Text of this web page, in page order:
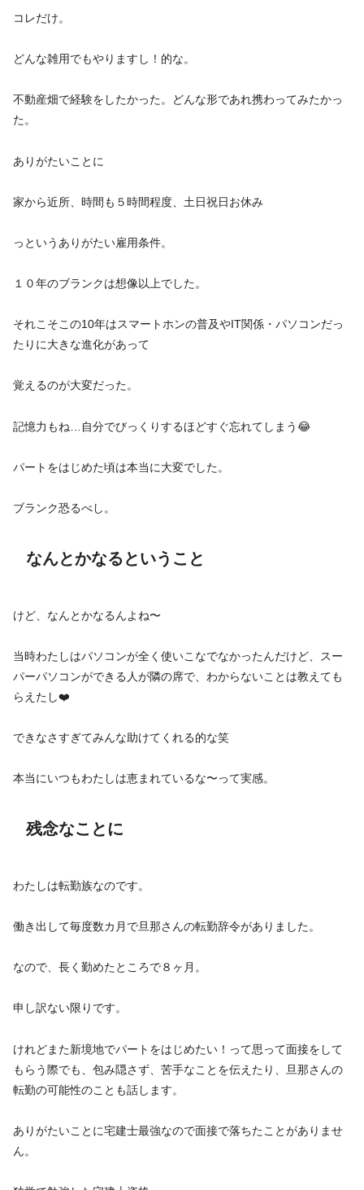
コレだけ。
どんな雑用でもやりますし！的な。
不動産畑で経験をしたかった。どんな形であれ携わってみたかっ
た。
ありがたいことに
家から近所、時間も５時間程度、土日祝日お休み
っというありがたい雇用条件。
１０年のブランクは想像以上でした。
それこそこの10年はスマートホンの普及やIT関係・パソコンだっ
たりに大きな進化があって
覚えるのが大変だった。
記憶力もね…自分でびっくりするほどすぐ忘れてしまう😂
パートをはじめた頃は本当に大変でした。
ブランク恐るべし。
なんとかなるということ
けど、なんとかなるんよね〜
当時わたしはパソコンが全く使いこなでなかったんだけど、スー
パーパソコンができる人が隣の席で、わからないことは教えても
らえたし❤️
できなさすぎてみんな助けてくれる的な笑
本当にいつもわたしは恵まれているな〜って実感。
残念なことに
わたしは転勤族なのです。
働き出して毎度数カ月で旦那さんの転勤辞令がありました。
なので、長く勤めたところで８ヶ月。
申し訳ない限りです。
けれどまた新境地でパートをはじめたい！って思って面接をして
もらう際でも、包み隠さず、苦手なことを伝えたり、旦那さんの
転勤の可能性のことも話します。
ありがたいことに宅建士最強なので面接で落ちたことがありませ
ん。